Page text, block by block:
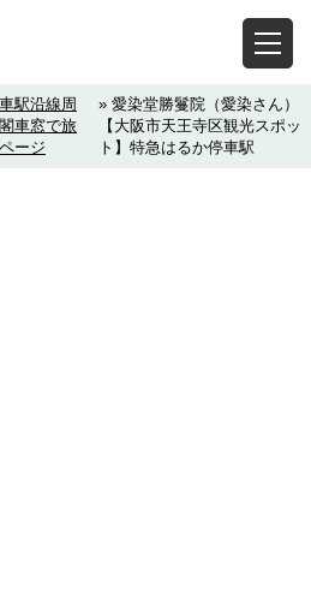
駅沿線周
車窓で旅
ージ
» 愛染堂勝鬘院（愛染さん）
【大阪市天王寺区観光スポッ
ト】特急はるか停車駅